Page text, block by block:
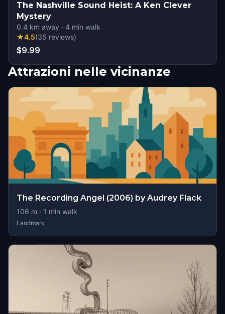
The Nashville Sound Heist: A Ken Clever
Mystery
0.4 km away · 4 min walk
★4.5(35 reviews)
$9.99
Attrazioni nelle vicinanze
The Recording Angel (2006) by Audrey Flack
106 m · 1 min walk
Landmark